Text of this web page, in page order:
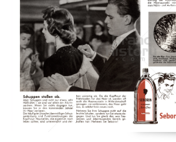
Marken
Konzerne
Epoche